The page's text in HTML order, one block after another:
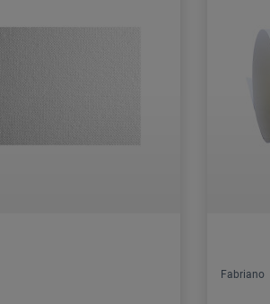
Fabriano